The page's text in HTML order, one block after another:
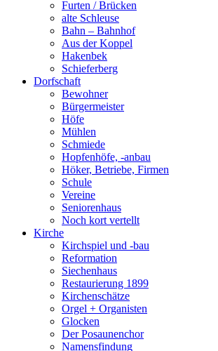
Furten / Brücken
alte Schleuse
Bahn – Bahnhof
Aus der Koppel
Hakenbek
Schieferberg
Dorfschaft
Bewohner
Bürgermeister
Höfe
Mühlen
Schmiede
Hopfenhöfe, -anbau
Höker, Betriebe, Firmen
Schule
Vereine
Seniorenhaus
Noch kort vertellt
Kirche
Kirchspiel und -bau
Reformation
Siechenhaus
Restaurierung 1899
Kirchenschätze
Orgel + Organisten
Glocken
Der Posaunenchor
Namensfindung